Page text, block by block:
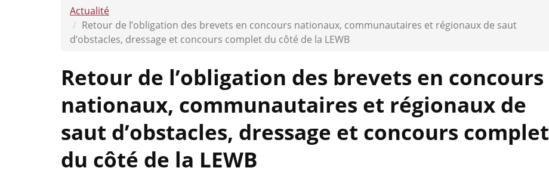
Actualité
Retour de l’obligation des brevets en concours nationaux, communautaires et régionaux de saut
d’obstacles, dressage et concours complet du côté de la LEWB
Retour de l’obligation des brevets en concours
nationaux, communautaires et régionaux de
saut d’obstacles, dressage et concours complet
du côté de la LEWB